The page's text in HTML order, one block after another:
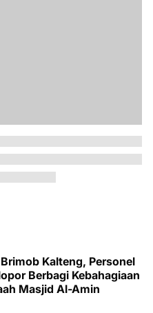
Kalteng, Personel
Berbagi Kebahagiaan
Masjid Al-Amin